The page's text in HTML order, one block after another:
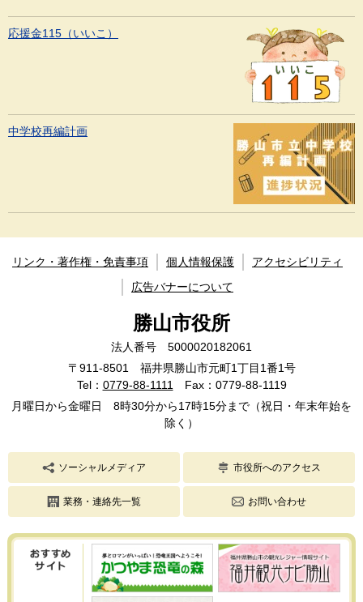
応援金115（いいこ）
中学校再編計画
リンク・著作権・免責事項 個人情報保護
アクセシビリティ
広告バナーについて
勝山市役所
法人番号 5000020182061
〒911-8501 福井県勝山市元町1丁目1番1号
Tel： 0779-88-1111
Fax：0779-88-1119
月曜日から金曜日 8時30分から17時15分まで（祝日・年末年始を
除く）
ソーシャルメディア 市役所へのアクセス
業務・連絡先一覧 お問い合わせ